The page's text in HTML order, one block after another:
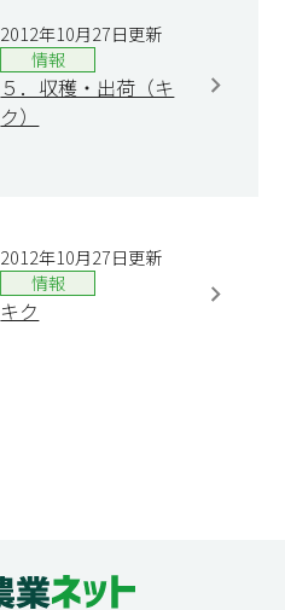
2012年10月27日更新
情報
５．収穫・出荷（キ
ク）
2012年10月27日更新
情報
キク